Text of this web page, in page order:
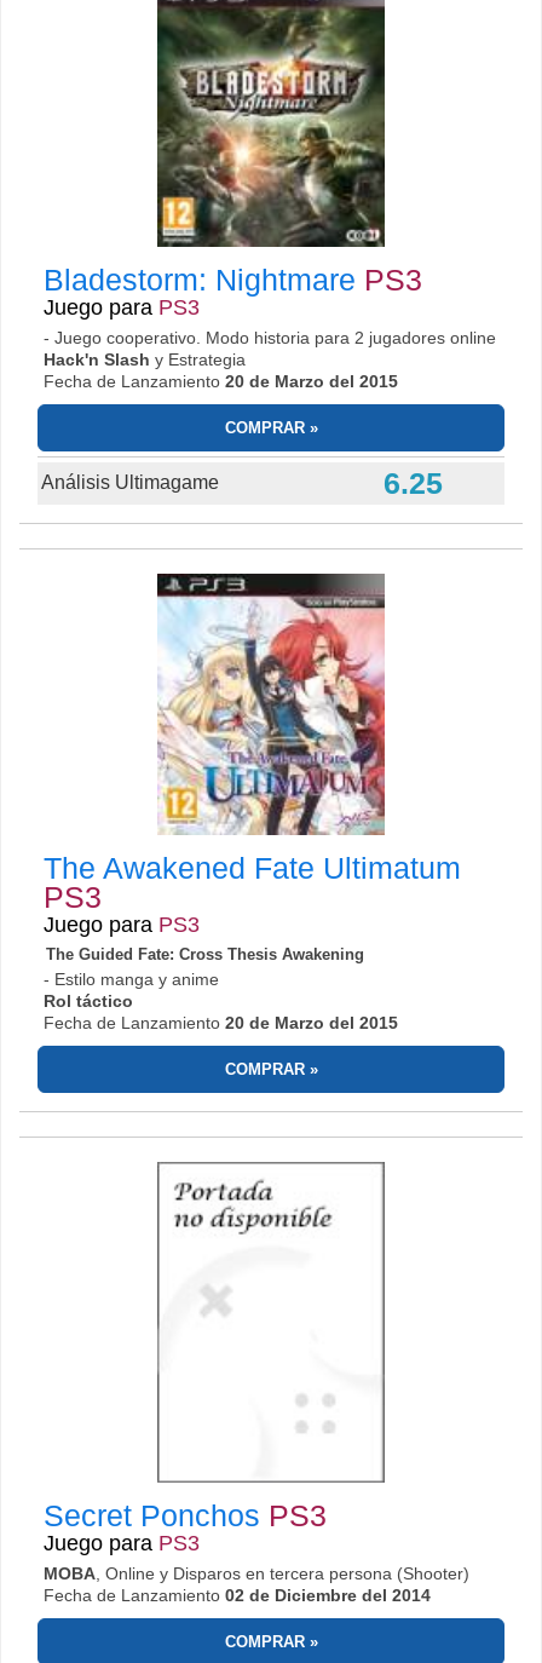
Bladestorm: Nightmare PS3
Juego para PS3
- Juego cooperativo. Modo historia para 2 jugadores online
Hack'n Slash y Estrategia
Fecha de Lanzamiento 20 de Marzo del 2015
COMPRAR
Análisis Ultimagame 6.25
The Awakened Fate Ultimatum
PS3
Juego para PS3
The Guided Fate: Cross Thesis Awakening
- Estilo manga y anime
Rol táctico
Fecha de Lanzamiento 20 de Marzo del 2015
COMPRAR
Secret Ponchos PS3
Juego para PS3
MOBA , Online y Disparos en tercera persona (Shooter)
Fecha de Lanzamiento 02 de Diciembre del 2014
COMPRAR